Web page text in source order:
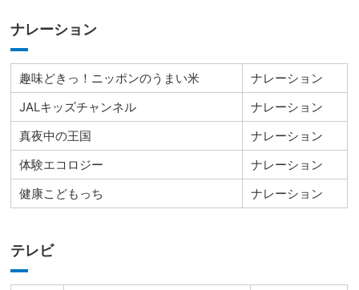
ナレーション
趣味どきっ！ニッポンのうまい米
ナレーション
JALキッズチャンネル
ナレーション
真夜中の王国
ナレーション
体験エコロジー
ナレーション
健康こどもっち
ナレーション
テレビ